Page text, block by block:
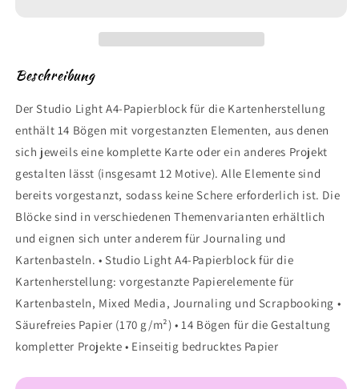
Beschreibung
Der Studio Light A4-Papierblock für die Kartenherstellung
enthält 14 Bögen mit vorgestanzten Elementen, aus denen
sich jeweils eine komplette Karte oder ein anderes Projekt
gestalten lässt (insgesamt 12 Motive). Alle Elemente sind
bereits vorgestanzt, sodass keine Schere erforderlich ist. Die
Blöcke sind in verschiedenen Themenvarianten erhältlich
und eignen sich unter anderem für Journaling und
Kartenbasteln. • Studio Light A4-Papierblock für die
Kartenherstellung: vorgestanzte Papierelemente für
Kartenbasteln, Mixed Media, Journaling und Scrapbooking •
Säurefreies Papier (170 g/m²) • 14 Bögen für die Gestaltung
kompletter Projekte • Einseitig bedrucktes Papier